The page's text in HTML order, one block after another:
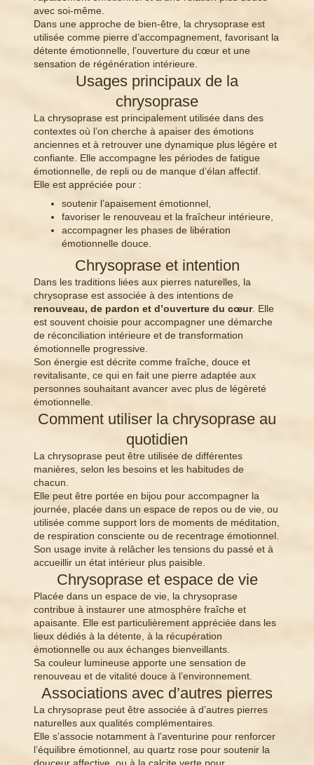
avec soi-même.
Dans une approche de bien-être, la chrysoprase est
utilisée comme pierre d’accompagnement, favorisant la
détente émotionnelle, l’ouverture du cœur et une
sensation de régénération intérieure.
Usages principaux de la
chrysoprase
La chrysoprase est principalement utilisée dans des
contextes où l’on cherche à apaiser des émotions
anciennes et à retrouver une dynamique plus légère et
confiante. Elle accompagne les périodes de fatigue
émotionnelle, de repli ou de manque d’élan affectif.
Elle est appréciée pour :
soutenir l’apaisement émotionnel,
favoriser le renouveau et la fraîcheur intérieure,
accompagner les phases de libération
émotionnelle douce.
Chrysoprase et intention
Dans les traditions liées aux pierres naturelles, la
chrysoprase est associée à des intentions de
renouveau, de pardon et d’ouverture du cœur. Elle
est souvent choisie pour accompagner une démarche
de réconciliation intérieure et de transformation
émotionnelle progressive.
Son énergie est décrite comme fraîche, douce et
revitalisante, ce qui en fait une pierre adaptée aux
personnes souhaitant avancer avec plus de légèreté
émotionnelle.
Comment utiliser la chrysoprase au
quotidien
La chrysoprase peut être utilisée de différentes
manières, selon les besoins et les habitudes de
chacun.
Elle peut être portée en bijou pour accompagner la
journée, placée dans un espace de repos ou de vie, ou
utilisée comme support lors de moments de méditation,
de respiration consciente ou de recentrage émotionnel.
Son usage invite à relâcher les tensions du passé et à
accueillir un état intérieur plus paisible.
Chrysoprase et espace de vie
Placée dans un espace de vie, la chrysoprase
contribue à instaurer une atmosphère fraîche et
apaisante. Elle est particulièrement appréciée dans les
lieux dédiés à la détente, à la récupération
émotionnelle ou aux échanges bienveillants.
Sa couleur lumineuse apporte une sensation de
renouveau et de vitalité douce à l’environnement.
Associations avec d’autres pierres
La chrysoprase peut être associée à d’autres pierres
naturelles aux qualités complémentaires.
Elle s’associe notamment à l’aventurine pour renforcer
l’équilibre émotionnel, au quartz rose pour soutenir la
douceur affective, ou à la calcite verte pour